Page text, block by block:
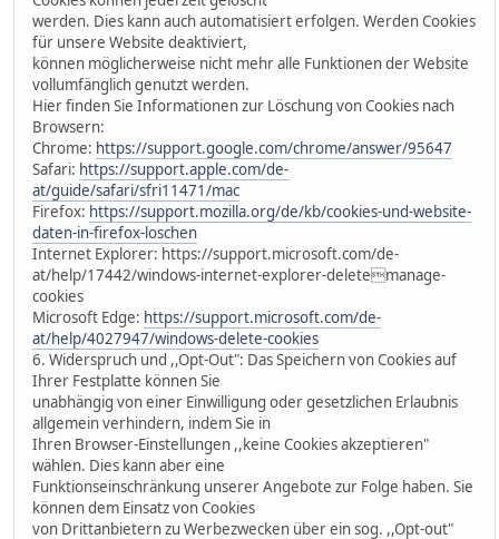
werden. Dies kann auch automatisiert erfolgen. Werden Cookies
für unsere Website deaktiviert,
können möglicherweise nicht mehr alle Funktionen der Website
vollumfänglich genutzt werden.
Hier finden Sie Informationen zur Löschung von Cookies nach
Browsern:
Chrome: https://support.google.com/chrome/answer/95647
Safari: https://support.apple.com/de-
at/guide/safari/sfri11471/mac
Firefox: https://support.mozilla.org/de/kb/cookies-und-website-
daten-in-firefox-loschen
Internet Explorer: https://support.microsoft.com/de-
at/help/17442/windows-internet-explorer-deletemanage-
cookies
Microsoft Edge: https://support.microsoft.com/de-
at/help/4027947/windows-delete-cookies
6. Widerspruch und ,,Opt-Out": Das Speichern von Cookies auf
Ihrer Festplatte können Sie
unabhängig von einer Einwilligung oder gesetzlichen Erlaubnis
allgemein verhindern, indem Sie in
Ihren Browser-Einstellungen ,,keine Cookies akzeptieren"
wählen. Dies kann aber eine
Funktionseinschränkung unserer Angebote zur Folge haben. Sie
können dem Einsatz von Cookies
von Drittanbietern zu Werbezwecken über ein sog. ,,Opt-out"